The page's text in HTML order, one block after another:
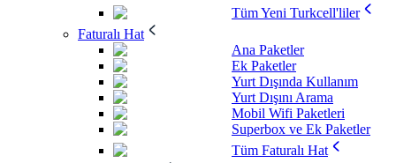
Tüm Yeni Turkcell'liler
Faturalı Hat
Ana Paketler
Ek Paketler
Yurt Dışında Kullanım
Yurt Dışını Arama
Mobil Wifi Paketleri
Superbox ve Ek Paketler
Tüm Faturalı Hat